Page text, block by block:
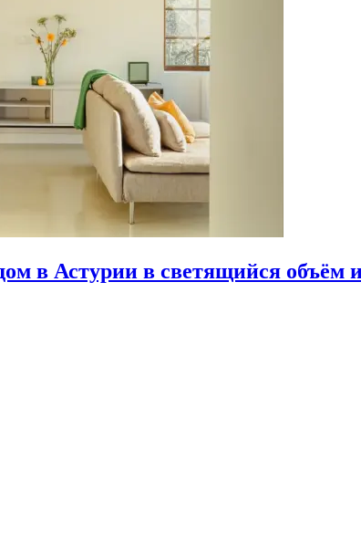
в Астурии в светящийся объём